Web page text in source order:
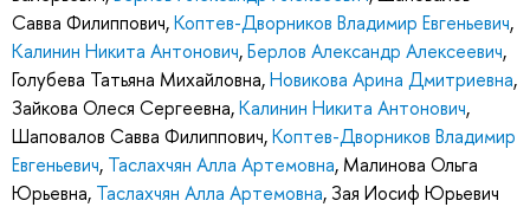
Савва Филиппович,Коптев-Дворников Владимир Евгеньевич,
Калинин Никита Антонович,Берлов Александр Алексеевич,
Голубева Татьяна Михайловна,Новикова Арина Дмитриевна,
Зайкова Олеся Сергеевна,Калинин Никита Антонович,
Шаповалов Савва Филиппович,Коптев-Дворников Владимир
Евгеньевич, Таслахчян Алла Артемовна, Малинова Ольга
Юрьевна, Таслахчян Алла Артемовна, Зая Иосиф Юрьевич